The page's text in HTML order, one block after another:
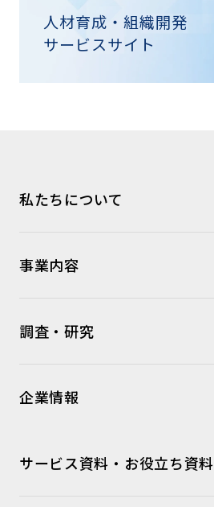
人材育成・組織開発
サービスサイト
私たちについて
事業内容
調査・研究
企業情報
サービス資料・お役立ち資料